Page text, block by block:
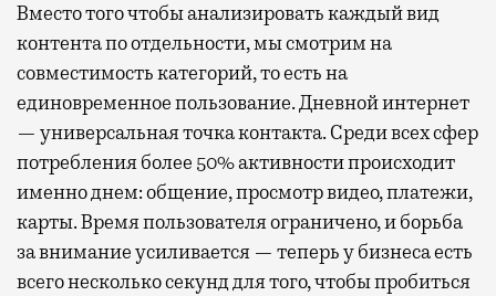
Вместо того чтобы анализировать каждый вид
контента по отдельности, мы смотрим на
совместимость категорий, то есть на
единовременное пользование. Дневной интернет
— универсальная точка контакта. Среди всех сфер
потребления более 50% активности происходит
именно днем: общение, просмотр видео, платежи,
карты. Время пользователя ограничено, и борьба
за внимание усиливается — теперь у бизнеса есть
всего несколько секунд для того, чтобы пробиться